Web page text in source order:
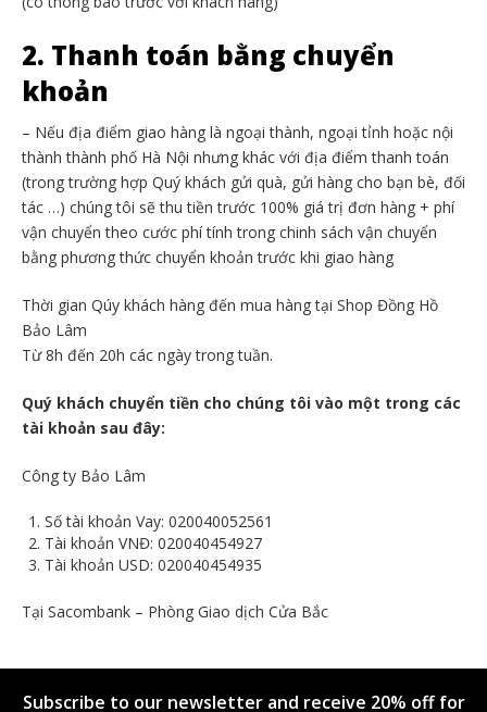
2. Thanh toán bằng chuyển
khoản
– Nếu địa điểm giao hàng là ngoại thành, ngoại tỉnh hoặc nội
thành thành phố Hà Nội nhưng khác với địa điểm thanh toán
(trong trường hợp Quý khách gửi quà, gửi hàng cho bạn bè, đối
tác …) chúng tôi sẽ thu tiền trước 100% giá trị đơn hàng + phí
vận chuyển theo cước phí tính trong chinh sách vận chuyển
bằng phương thức chuyển khoản trước khi giao hàng
Thời gian Qúy khách hàng đến mua hàng tại Shop Đồng Hồ
Bảo Lâm
Từ 8h đến 20h các ngày trong tuần.
Quý khách chuyển tiền cho chúng tôi vào một trong các
tài khoản sau đây:
Công ty Bảo Lâm
Số tài khoản Vay: 020040052561
Tài khoản VNĐ: 020040454927
Tài khoản USD: 020040454935
Tại Sacombank – Phòng Giao dịch Cửa Bắc
Subscribe to our newsletter and receive 20% off for